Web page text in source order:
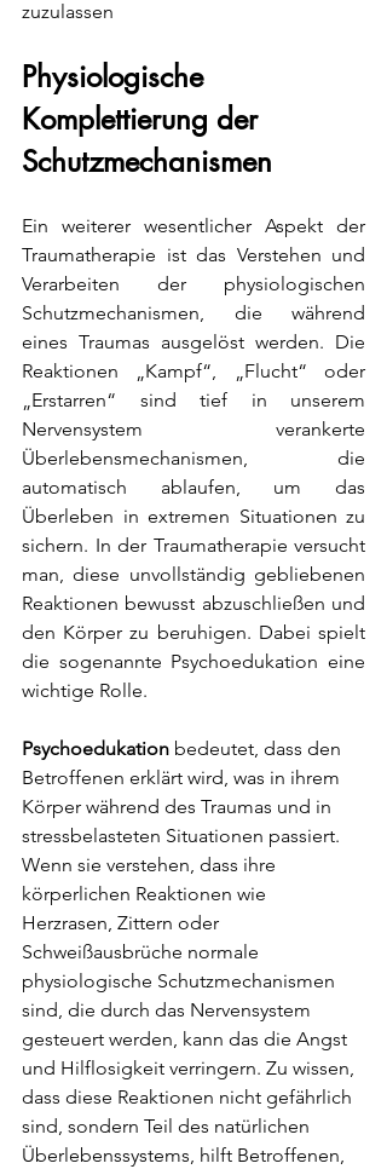
zuzulassen
Physiologische
Komplettierung der
Schutzmechanismen
Ein weiterer wesentlicher Aspekt der
Traumatherapie ist das Verstehen und
Verarbeiten der physiologischen
Schutzmechanismen, die während
eines Traumas ausgelöst werden. Die
Reaktionen „Kampf“, „Flucht“ oder
„Erstarren“ sind tief in unserem
Nervensystem verankerte
Überlebensmechanismen, die
automatisch ablaufen, um das
Überleben in extremen Situationen zu
sichern. In der Traumatherapie versucht
man, diese unvollständig gebliebenen
Reaktionen bewusst abzuschließen und
den Körper zu beruhigen. Dabei spielt
die sogenannte Psychoedukation eine
wichtige Rolle.
Psychoedukation bedeutet, dass den
Betroffenen erklärt wird, was in ihrem
Körper während des Traumas und in
stressbelasteten Situationen passiert.
Wenn sie verstehen, dass ihre
körperlichen Reaktionen wie
Herzrasen, Zittern oder
Schweißausbrüche normale
physiologische Schutzmechanismen
sind, die durch das Nervensystem
gesteuert werden, kann das die Angst
und Hilflosigkeit verringern. Zu wissen,
dass diese Reaktionen nicht gefährlich
sind, sondern Teil des natürlichen
Überlebenssystems, hilft Betroffenen,